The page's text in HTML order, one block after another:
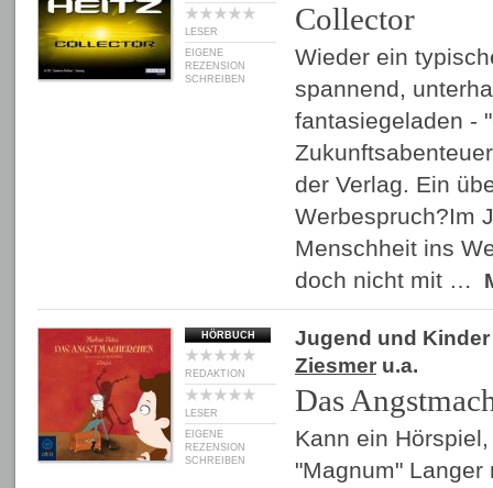
LESER
EIGENE
REZENSION
SCHREIBEN
Collector
Wieder ein
spannend,
fantasiegeladen -
der Verlag. Ein
Werbespruch?Im
Menschheit ins
doch nicht mit …
HÖRBUCH
REDAKTION
LESER
EIGENE
REZENSION
SCHREIBEN
Jugend und Kinder
Ziesmer u.a.
Das
Kann ein
"Magnum"